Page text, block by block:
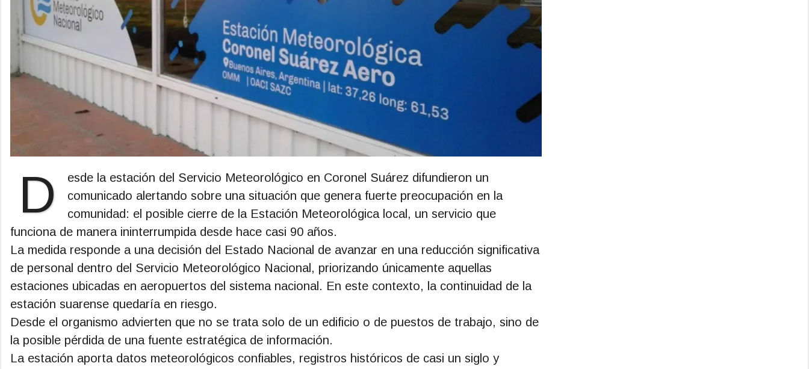
D
esde la estación del Servicio Meteorológico en Coronel Suárez difundieron un
comunicado alertando sobre una situación que genera fuerte preocupación en la
comunidad: el posible cierre de la Estación Meteorológica local, un servicio que
funciona de manera ininterrumpida desde hace casi 90 años.
La medida responde a una decisión del Estado Nacional de avanzar en una reducción significativa
de personal dentro del Servicio Meteorológico Nacional, priorizando únicamente aquellas
estaciones ubicadas en aeropuertos del sistema nacional. En este contexto, la continuidad de la
estación suarense quedaría en riesgo.
Desde el organismo advierten que no se trata solo de un edificio o de puestos de trabajo, sino de
la posible pérdida de una fuente estratégica de información.
La estación aporta datos meteorológicos confiables, registros históricos de casi un siglo y